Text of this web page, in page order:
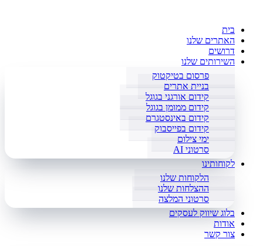
בית
האתרים שלנו
דרושים
השירותים שלנו
פרסום בטיקטוק
בניית אתרים
קידום אורגני בגוגל
קידום ממומן בגוגל
קידום באינסטגרם
קידום בפייסבוק
ימי צילום
סרטוני AI
לקוחותינו
הלקוחות שלנו
ההצלחות שלנו
סרטוני המלצה
בלוג שיווק לעסקים
אודות
צור קשר